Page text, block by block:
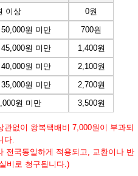
이상
0원
원 미만
700원
원 미만
1,400원
원 미만
2,100원
원 미만
2,700원
원 미만 3,500원
없이 왕복택배비 7,000원이 부과되
다.
전국동일하게 적용되고, 교환이나 반
비로 청구됩니다.)